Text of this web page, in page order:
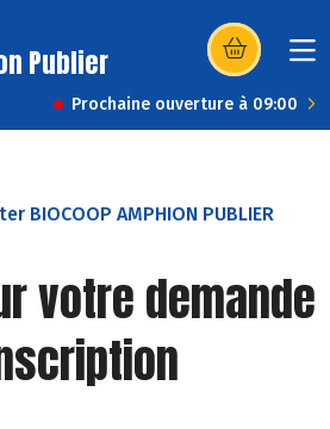
Publier (s’ouvre dans
Prochaine ouverture à 09:00
BIOCOOP AMPHION PUBLIER
votre demande